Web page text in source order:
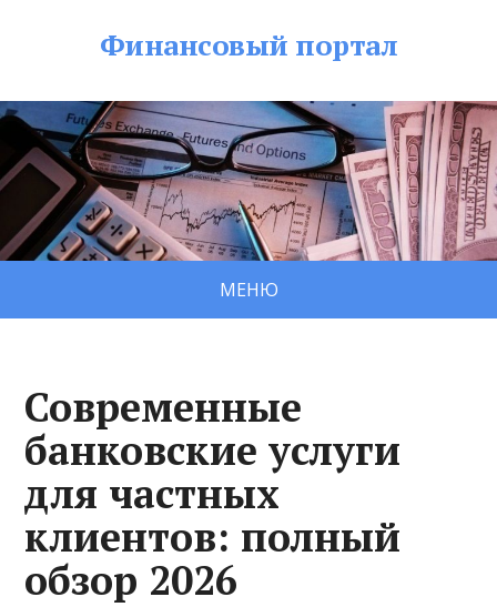
Финансовый портал
МЕНЮ
Современные
банковские услуги
для частных
клиентов: полный
обзор 2026